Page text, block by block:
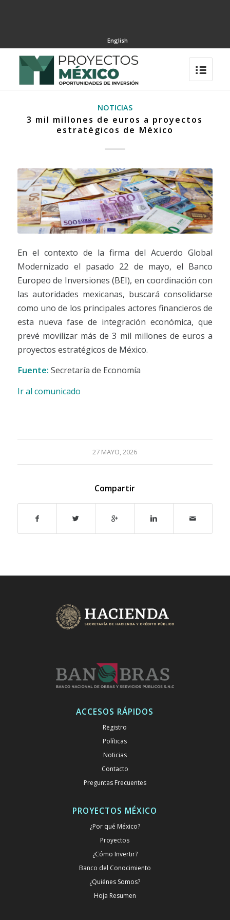
English
NOTICIAS
3 mil millones de euros a proyectos
estratégicos de México
En el contexto de la firma del Acuerdo Global
Modernizado el pasado 22 de mayo, el Banco
Europeo de Inversiones (BEI), en coordinación con
las autoridades mexicanas, buscará consolidarse
como uno de los principales actores financieros de
esta nueva fase de integración económica, que
prevé movilizar más de 3 mil millones de euros a
proyectos estratégicos de México.
Fuente: Secretaría de Economía
Ir al comunicado
27 MAYO, 2026
Compartir
ACCESOS RÁPIDOS
Registro
Políticas
Noticias
Contacto
Preguntas Frecuentes
PROYECTOS MÉXICO
¿Por qué México?
Proyectos
¿Cómo Invertir?
Banco del Conocimiento
¿Quiénes Somos?
Hoja Resumen